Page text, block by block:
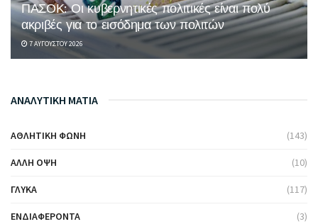
ΠΑΣΟΚ: Οι κυβερνητικές πολιτικές είναι πολύ
ακριβές για το εισόδημα των πολιτών
7 ΑΥΓΟΎΣΤΟΥ 2026
ΑΝΑΛΥΤΙΚΗ ΜΑΤΙΑ
ΑΘΛΗΤΙΚΉ ΦΩΝΉ (143)
ΆΛΛΗ ΌΨΗ (10)
ΓΛΥΚΆ (117)
ΕΝΔΙΑΦΈΡΟΝΤΑ (3)